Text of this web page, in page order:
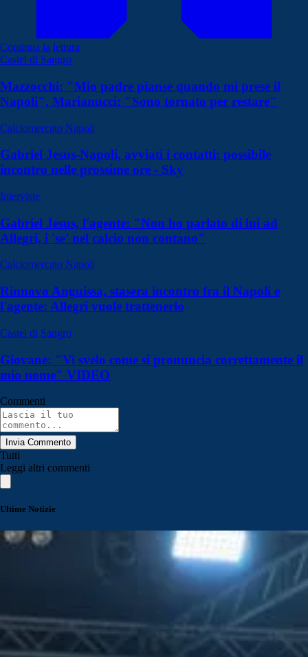
Continua la lettura
Castel di Sangro
Mazzocchi: "Mio padre pianse quando mi prese il
Napoli", Marianucci: "Sono tornato per restare"
Calciomercato Napoli
Gabriel Jesus-Napoli, avviati i contatti: possibile
incontro nelle prossime ore - Sky
Interviste
Gabriel Jesus, l'agente: "Non ho parlato di lui ad
Allegri, i 'se' nel calcio non contano"
Calciomercato Napoli
Rinnovo Anguissa, stasera incontro fra il Napoli e
l'agente: Allegri vuole trattenerlo
Castel di Sangro
Giovane: "Vi svelo come si pronuncia correttamente il
mio nome" VIDEO
Commenti
Invia Commento
Tutti
Leggi altri commenti
Ultime Notizie